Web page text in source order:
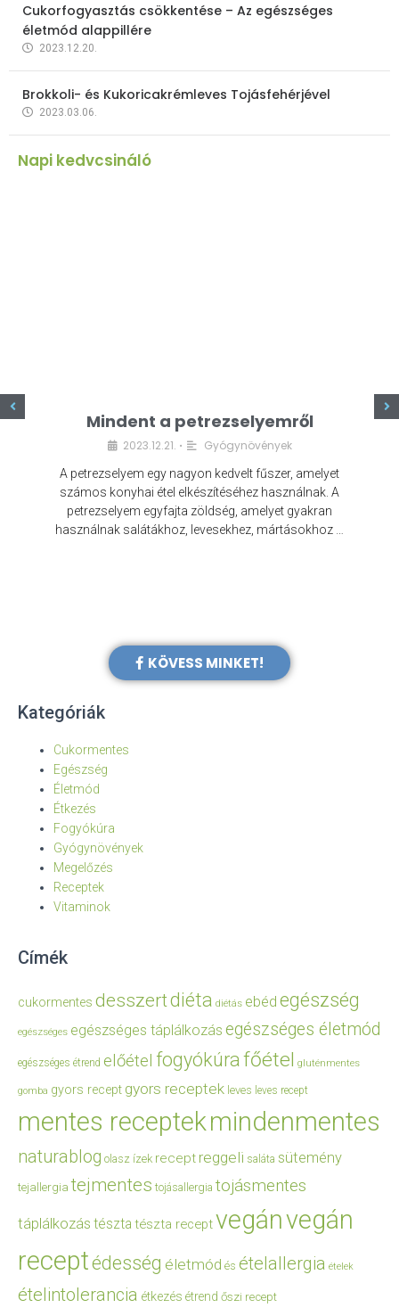
Cukorfogyasztás csökkentése – Az egészséges
életmód alappillére
2023.12.20.
Brokkoli- és Kukoricakrémleves Tojásfehérjével
2023.03.06.
Napi kedvcsináló
Mindent a petrezselyemről
2023.12.21. • Gyógynövények
A petrezselyem egy nagyon kedvelt fűszer, amelyet
számos konyhai étel elkészítéséhez használnak. A
petrezselyem egyfajta zöldség, amelyet gyakran
használnak salátákhoz, levesekhez, mártásokhoz …
KÖVESS MINKET!
Kategóriák
Cukormentes
Egészség
Életmód
Étkezés
Fogyókúra
Gyógynövények
Megelőzés
Receptek
Vitaminok
Címék
cukormentes desszertdiéta diétás ebéd egészség
egészséges egészséges táplálkozás egészséges életmód
egészséges étrend előétel fogyókúrafőétel gluténmentes
gomba gyors recept gyors receptek leves leves recept
mentes receptekmindenmentes
naturablog olasz ízek recept reggeli saláta sütemény
tejallergia tejmentes tojásallergia tojásmentes
táplálkozás tészta tészta receptvegánvegán
receptédesség életmód és ételallergia ételek
ételintolerancia étkezés étrend őszi recept